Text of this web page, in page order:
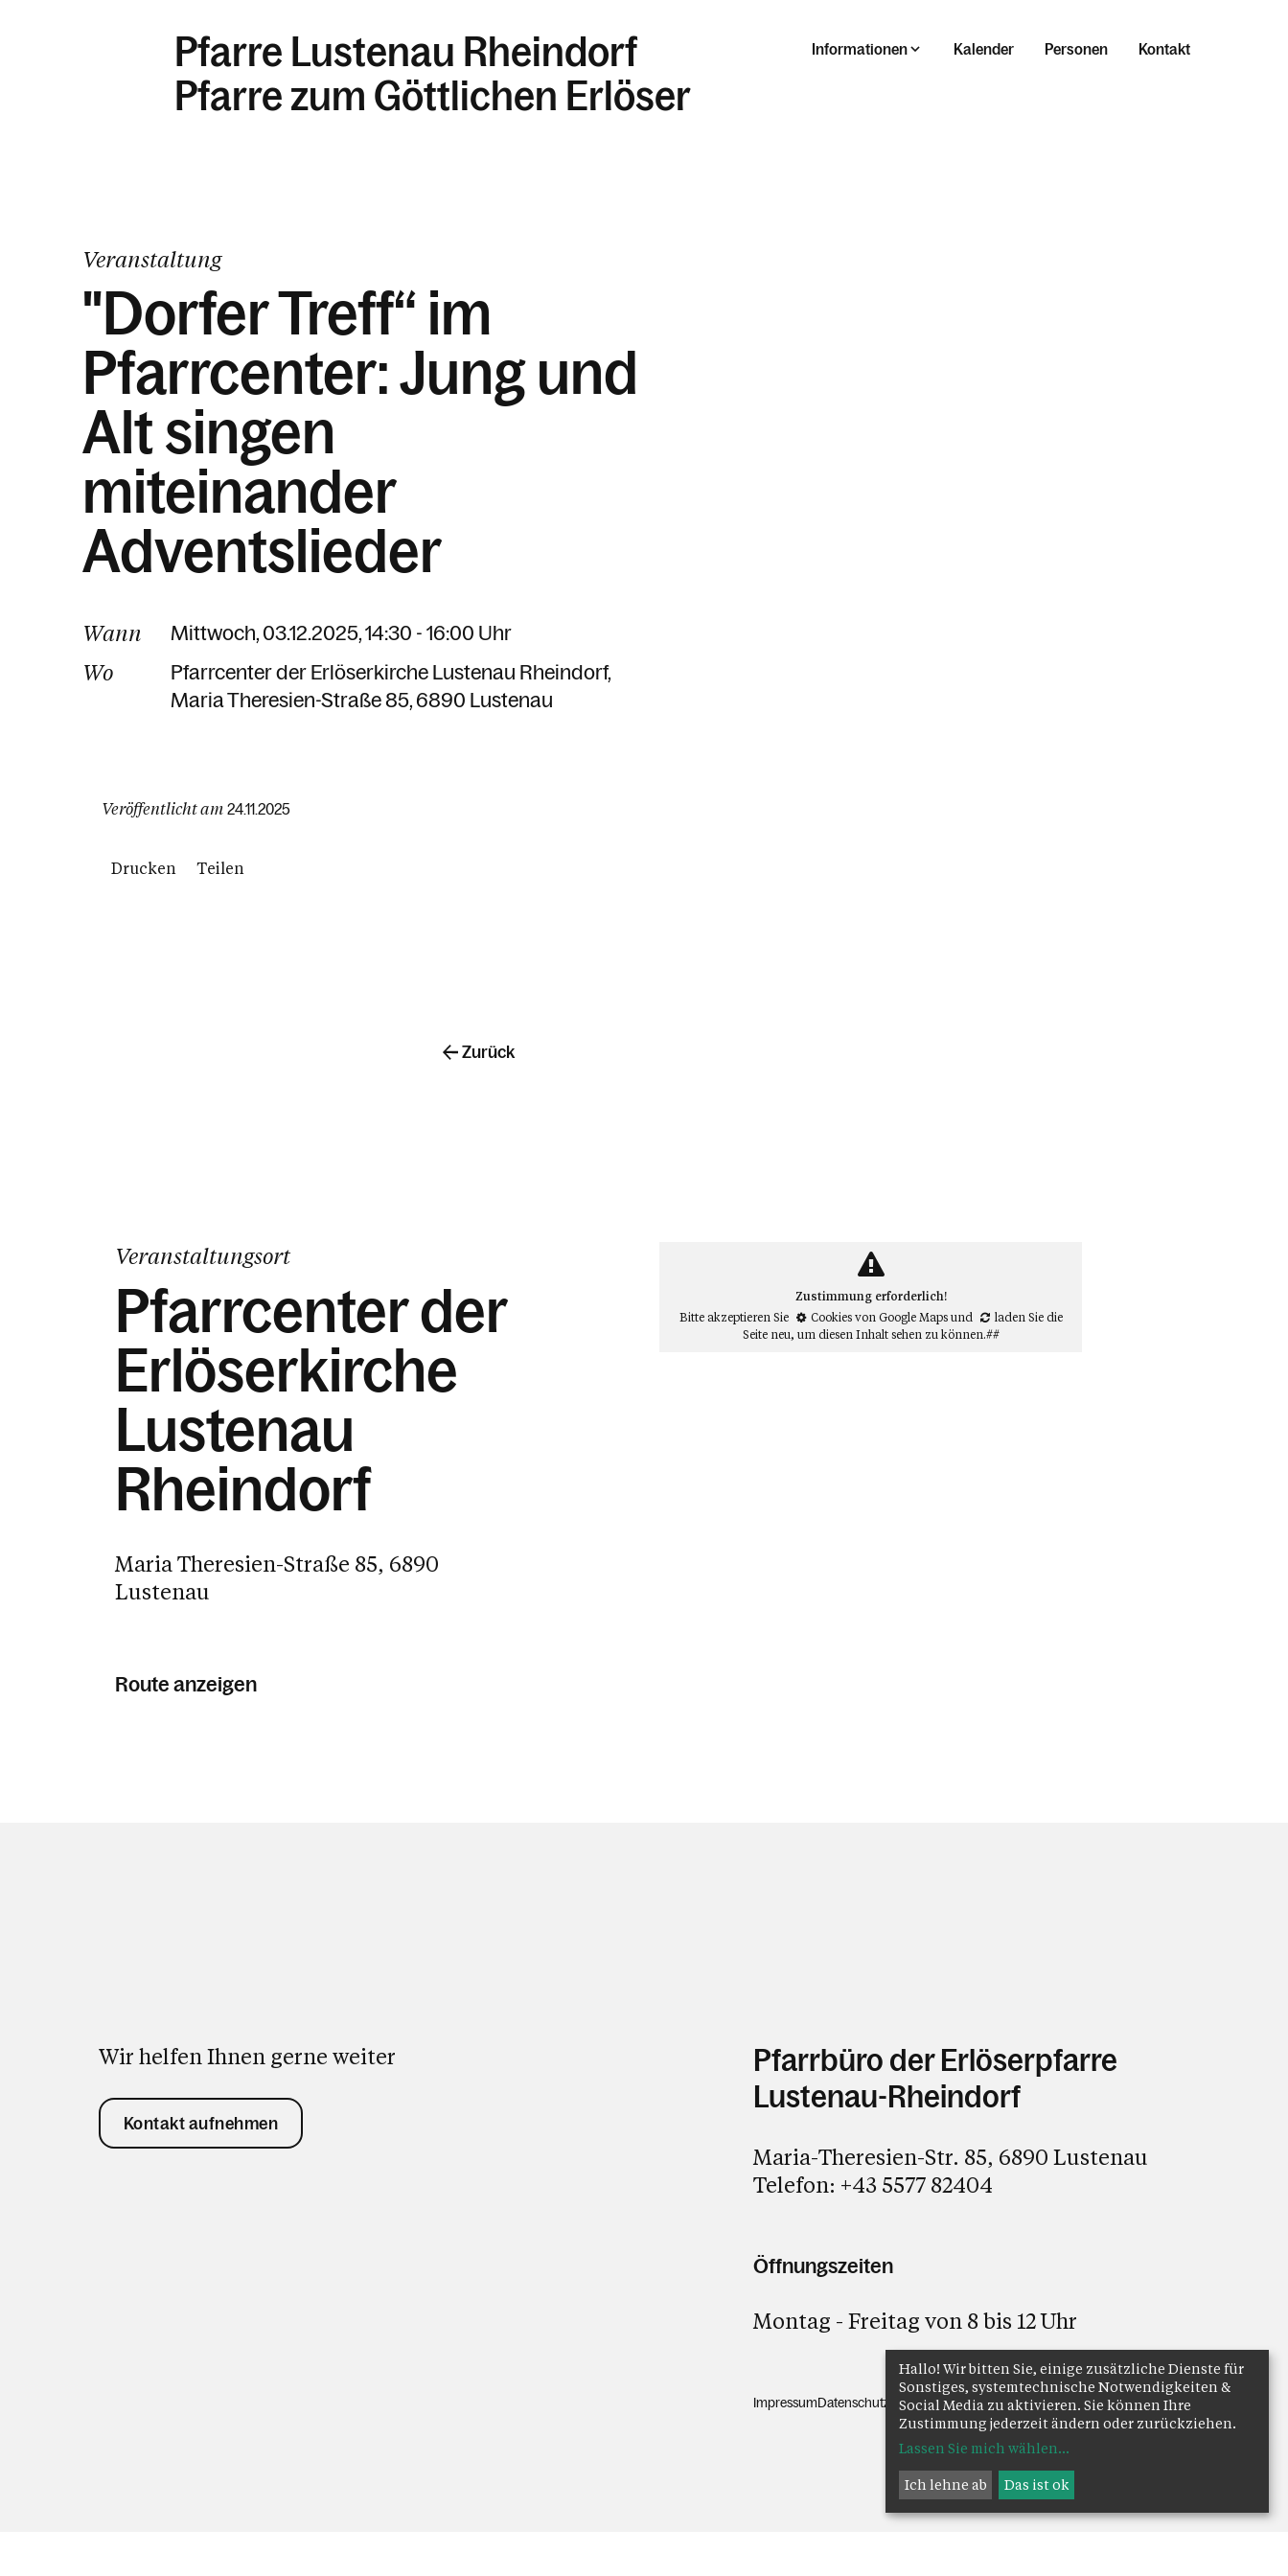
Pfarre Lustenau Rheindorf
Pfarre zum Göttlichen Erlöser
Informationen Kalender Personen Kontakt
Veranstaltung
"Dorfer Treff“ im
Pfarrcenter: Jung und
Alt singen
miteinander
Adventslieder
Wann Mittwoch, 03.12.2025, 14:30 - 16:00 Uhr
Wo
Pfarrcenter der Erlöserkirche Lustenau Rheindorf
Maria Theresien-Straße 85 6890 Lustenau
Veröffentlicht am 24.11.2025
Drucken Teilen
Zurück
Veranstaltungsort
Pfarrcenter der
Erlöserkirche
Lustenau
Rheindorf
Maria Theresien-Straße 85, 6890
Lustenau
Route anzeigen
Zustimmung erforderlich!
Bitte akzeptieren Sie
Cookies von Google Mapsund
laden Sie die
Seite neu, um diesen Inhalt sehen zu können.##
Wir helfen Ihnen gerne weiter
Kontakt aufnehmen
Pfarrbüro der Erlöserpfarre
Lustenau-Rheindorf
Maria-Theresien-Str. 85, 6890 Lustenau
Telefon: +43 5577 82404
Öffnungszeiten
Montag - Freitag von 8 bis 12 Uhr
ImpressumDatenschutz Anmelden
Hallo! Wir bitten Sie, einige zusätzliche Dienste für
Sonstiges, systemtechnische Notwendigkeiten &
Social Media zu aktivieren. Sie können Ihre
Zustimmung jederzeit ändern oder zurückziehen.
Lassen Sie mich wählen...
Ich lehne ab Das ist ok